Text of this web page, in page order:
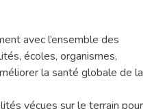
avec l’ensemble des
écoles, organismes,
la santé globale de la
vécues sur le terrain pour